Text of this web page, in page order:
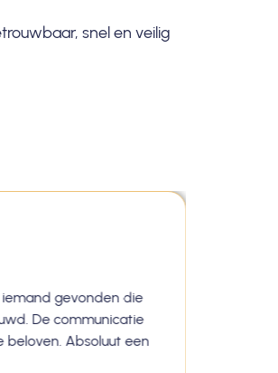
snel en veilig
gevonden die
De communicatie
beloven. Absoluut een